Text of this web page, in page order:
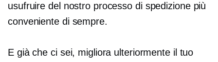
usufruire del nostro processo di spedizione più
conveniente di sempre.
E già che ci sei, migliora ulteriormente il tuo